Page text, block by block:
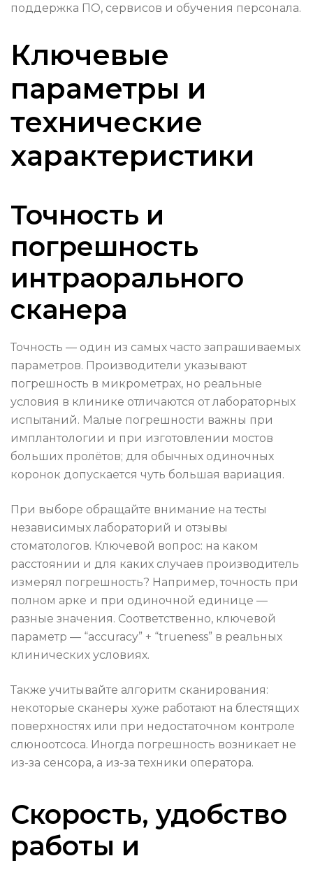
поддержка ПО, сервисов и обучения персонала.
Ключевые
параметры и
технические
характеристики
Точность и
погрешность
интраорального
сканера
Точность — один из самых часто запрашиваемых
параметров. Производители указывают
погрешность в микрометрах, но реальные
условия в клинике отличаются от лабораторных
испытаний. Малые погрешности важны при
имплантологии и при изготовлении мостов
больших пролётов; для обычных одиночных
коронок допускается чуть большая вариация.
При выборе обращайте внимание на тесты
независимых лабораторий и отзывы
стоматологов. Ключевой вопрос: на каком
расстоянии и для каких случаев производитель
измерял погрешность? Например, точность при
полном арке и при одиночной единице —
разные значения. Соответственно, ключевой
параметр — “accuracy” + “trueness” в реальных
клинических условиях.
Также учитывайте алгоритм сканирования:
некоторые сканеры хуже работают на блестящих
поверхностях или при недостаточном контроле
слюноотсоса. Иногда погрешность возникает не
из-за сенсора, а из-за техники оператора.
Скорость, удобство
работы и